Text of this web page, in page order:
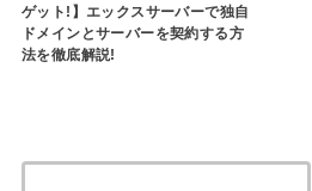
ゲット!】エックスサーバーで独自
ドメインとサーバーを契約する方
法を徹底解説!